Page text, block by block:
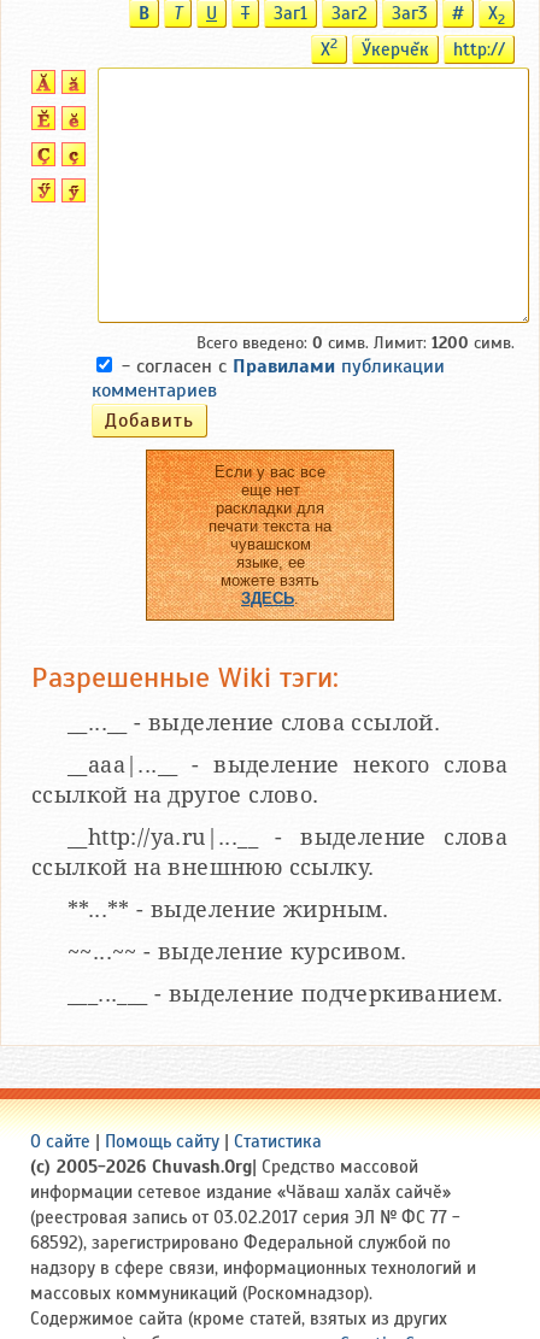
B T U T Заг1 Заг2 Заг3 # X2
X2 Ӳкерчĕк http://
Всего введено: 0 симв. Лимит: 1200 симв.
- согласен с Правилами публикации
комментариев
Если у вас все
еще нет
раскладки для
печати текста на
чувашском
языке, ее
можете взять
ЗДЕСЬ.
Разрешенные Wiki тэги:
__...__ - выделение слова ссылой.
__aaa|...__ - выделение некого слова
ссылкой на другое слово.
__http://ya.ru|...__ - выделение слова
ссылкой на внешнюю ссылку.
**...** - выделение жирным.
~~...~~ - выделение курсивом.
___...___ - выделение подчеркиванием.
О сайте | Помощь сайту | Статистика
(c) 2005-2026 Chuvash.Org| Средство массовой
информации сетевое издание «Чӑваш халӑх сайчӗ»
(реестровая запись от 03.02.2017 серия ЭЛ № ФС 77 -
68592), зарегистрировано Федеральной службой по
надзору в сфере связи, информационных технологий и
массовых коммуникаций (Роскомнадзор).
Содержимое сайта (кроме статей, взятых из других